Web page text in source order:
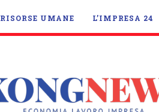
RISORSE UMANE L’IMPRESA 24